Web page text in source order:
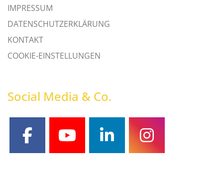
IMPRESSUM
DATENSCHUTZERKLÄRUNG
KONTAKT
COOKIE-EINSTELLUNGEN
Social Media & Co.
facebookyoutubelinkedininstagram